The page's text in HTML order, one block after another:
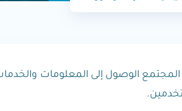
الوصول إلى المعلومات